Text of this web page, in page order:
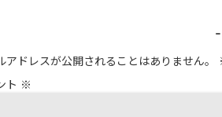
アドレスが公開されることはありません。
ト ※